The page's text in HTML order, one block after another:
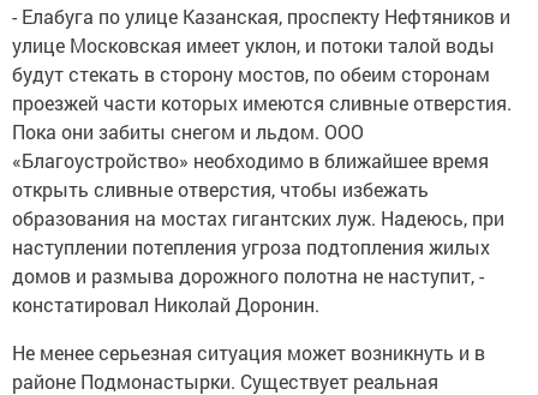
- Елабуга по улице Казанская, проспекту Нефтяников и
улице Московская имеет уклон, и потоки талой воды
будут стекать в сторону мостов, по обеим сторонам
проезжей части которых имеются сливные отверстия.
Пока они забиты снегом и льдом. ООО
«Благоустройство» необходимо в ближайшее время
открыть сливные отверстия, чтобы избежать
образования на мостах гигантских луж. Надеюсь, при
наступлении потепления угроза подтопления жилых
домов и размыва дорожного полотна не наступит, -
констатировал Николай Доронин.
Не менее серьезная ситуация может возникнуть и в
районе Подмонастырки. Существует реальная